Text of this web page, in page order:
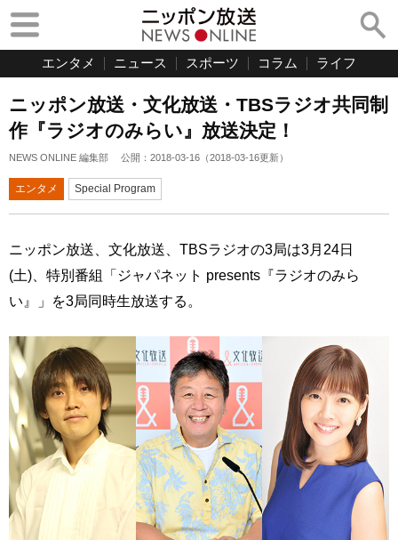
エンタメ ニュース スポーツ コラム ライフ
ニッポン放送・文化放送・TBSラジオ共同制
作『ラジオのみらい』放送決定！
NEWS ONLINE 編集部 公開： 2018-03-16 （2018-03-16更新）
エンタメ Special Program
ニッポン放送、文化放送、TBSラジオの3局は3月24日
(土)、特別番組「ジャパネット presents『ラジオのみら
い』」を3局同時生放送する。